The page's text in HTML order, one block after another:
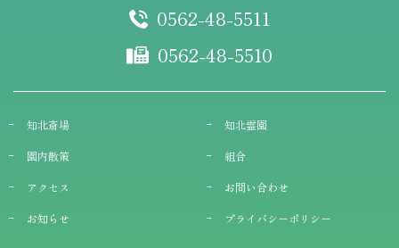
0562-48-5511
0562-48-5510
知北斎場 知北霊園
園内散策 組合
アクセス お問い合わせ
お知らせ プライバシーポリシー